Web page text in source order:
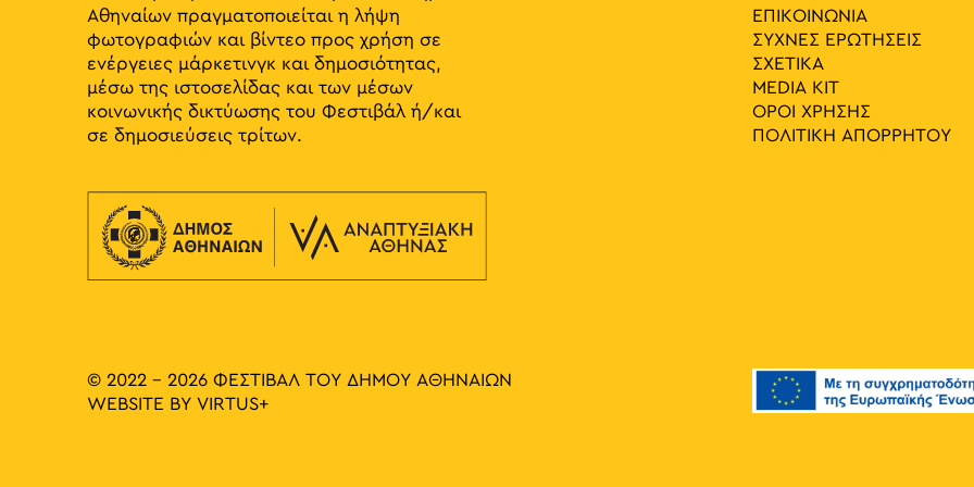
Αθηναίων πραγματοποιείται η λήψη
φωτογραφιών και βίντεο προς χρήση σε
ενέργειες μάρκετινγκ και δημοσιότητας,
μέσω της ιστοσελίδας και των μέσων
κοινωνικής δικτύωσης του Φεστιβάλ ή/και
σε δημοσιεύσεις τρίτων.
ΕΠΙΚΟΙΝΩΝΙΑ
ΣΥΧΝΕΣ ΕΡΩΤΗΣΕΙΣ
ΣΧΕΤΙΚΑ
MEDIA ΚIT
ΟΡΟΙ ΧΡΗΣΗΣ
ΠΟΛΙΤΙΚΗ ΑΠΟΡΡΗΤΟΥ
© 2022 - 2026 ΦΕΣΤΙΒΑΛ ΤΟΥ ΔΗΜΟΥ ΑΘΗΝΑΙΩΝ
WEBSITE BY VIRTUS+